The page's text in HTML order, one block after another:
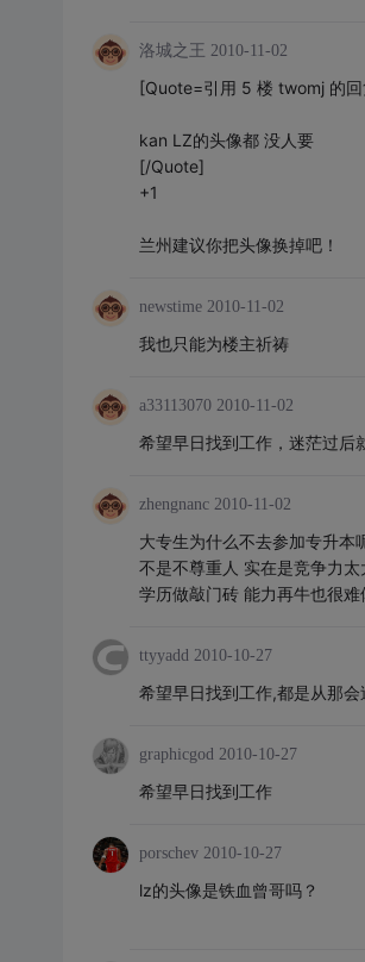
洛城之王 2010-11-02
[Quote=引用 5 楼 twomj 的
kan LZ的头像都 没人要
[/Quote]
+1
兰州建议你把头像换掉吧！
newstime 2010-11-02
我也只能为楼主祈祷
a33113070 2010-11-02
希望早日找到工作，迷茫过后
zhengnanc 2010-11-02
大专生为什么不去参加专升本
不是不尊重人 实在是竞争力
学历做敲门砖 能力再牛也很难
ttyyadd 2010-10-27
希望早日找到工作,都是从那
graphicgod 2010-10-27
希望早日找到工作
porschev 2010-10-27
lz的头像是铁血曾哥吗？